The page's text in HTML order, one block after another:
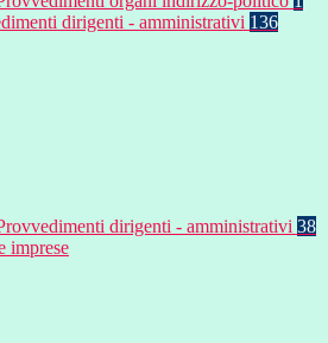
dirigenti - amministrativi 136
dirigenti - amministrativi 38
imprese